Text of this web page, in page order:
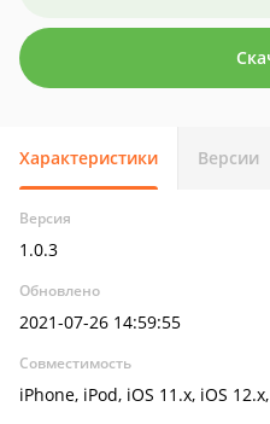
Характеристики Версии
Версия
1.0.3
Обновлено
2021-07-26 14:59:55
Совместимость
iPhone, iPod, iOS 11.x, iOS